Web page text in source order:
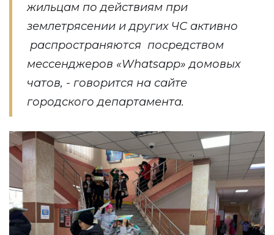
жильцам по действиям при
землетрясении и других ЧС активно
распространяются посредством
мессенджеров «Whatsapp» домовых
чатов, - говорится на сайте
городского департамента.